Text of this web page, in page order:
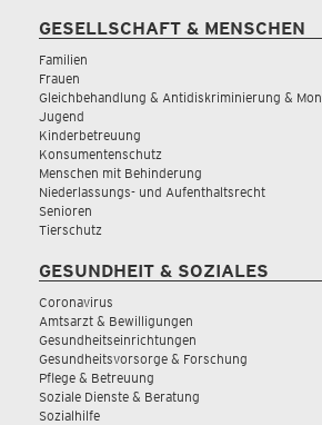
GESELLSCHAFT & MENSCHEN
Familien
Frauen
Gleichbehandlung & Antidiskriminierung &
Jugend
Kinderbetreuung
Konsumentenschutz
Menschen mit Behinderung
Niederlassungs- und Aufenthaltsrecht
Senioren
Tierschutz
GESUNDHEIT & SOZIALES
Coronavirus
Amtsarzt & Bewilligungen
Gesundheitseinrichtungen
Gesundheitsvorsorge & Forschung
Pflege & Betreuung
Soziale Dienste & Beratung
Sozialhilfe